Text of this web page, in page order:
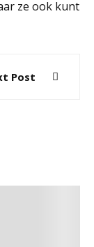
ze ook kunt
Post